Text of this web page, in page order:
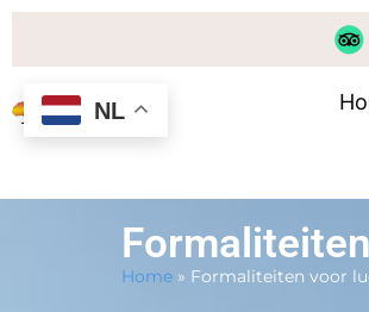
Home » Formaliteiten voor
NL